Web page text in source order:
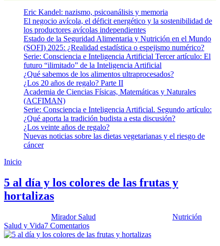
Eric Kandel: nazismo, psicoanálisis y memoria
El negocio avícola, el déficit energético y la sostenibilidad de
los productores avícolas independientes
Estado de la Seguridad Alimentaria y Nutrición en el Mundo
(SOFI) 2025: ¿Realidad estadística o espejismo numérico?
Serie: Consciencia e Inteligencia Artificial Tercer artículo: El
futuro “ilimitado” de la Inteligencia Artificial
¿Qué sabemos de los alimentos ultraprocesados?
¿Los 20 años de regalo? Parte II
Academia de Ciencias Físicas, Matemáticas y Naturales
(ACFIMAN)
Serie: Consciencia e Inteligencia Artificial. Segundo artículo:
¿Qué aporta la tradición budista a esta discusión?
¿Los veinte años de regalo?
Nuevas noticias sobre las dietas vegetarianas y el riesgo de
cáncer
Inicio
5 al día y los colores de las frutas y
hortalizas
Mirador Salud Nutrición
Salud y Vida7 Comentarios